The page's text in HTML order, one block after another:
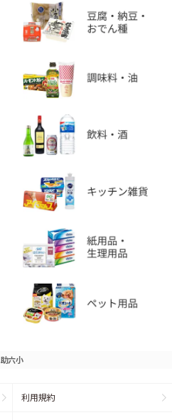
助六小
利用規約